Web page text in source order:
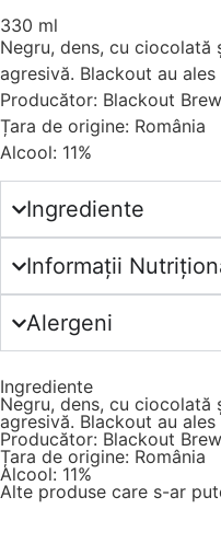
330 ml
Negru, dens, cu
agresivă. Blackout au
Producător: Blackout
Țara de origine: România
Alcool: 11%
Ingrediente
Informații
Alergeni
Ingrediente
Negru, dens, cu
agresivă. Blackout au
Producător: Blackout
Țara de origine: România
Alcool: 11%
Alte produse care s-ar